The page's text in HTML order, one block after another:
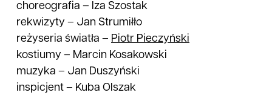
choreografia – Iza Szostak
rekwizyty – Jan Strumiłło
reżyseria światła – Piotr Pieczyński
kostiumy – Marcin Kosakowski
muzyka – Jan Duszyński
inspicjent – Kuba Olszak